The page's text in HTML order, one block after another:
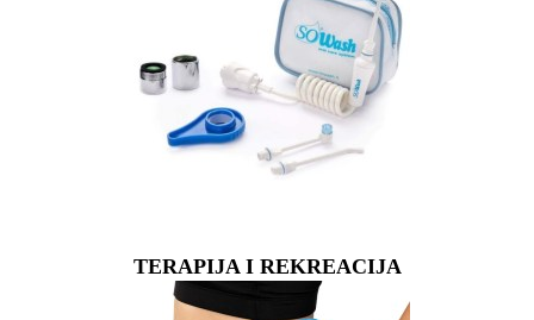
TERAPIJA I REKREACIJA